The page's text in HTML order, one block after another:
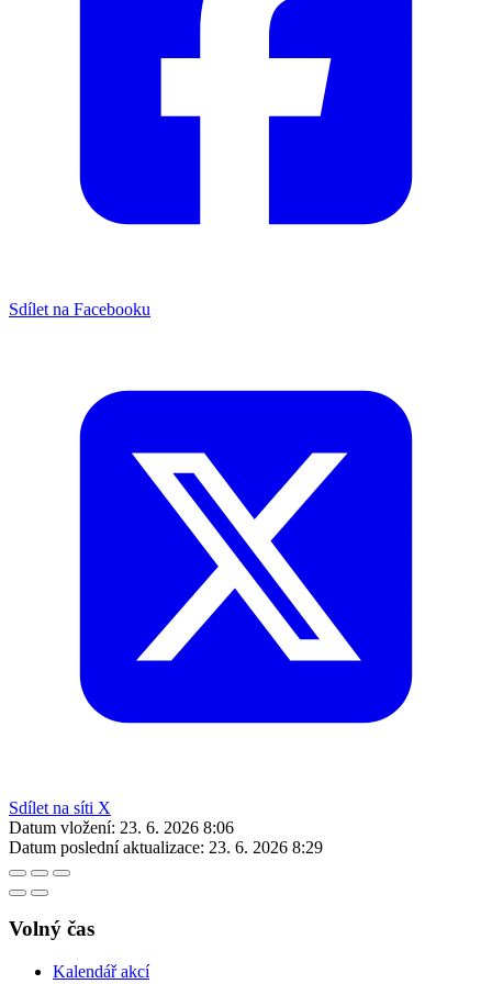
Sdílet na Facebooku
Sdílet na síti X
Datum vložení: 23. 6. 2026 8:06
Datum poslední aktualizace: 23. 6. 2026 8:29
Volný čas
Kalendář akcí